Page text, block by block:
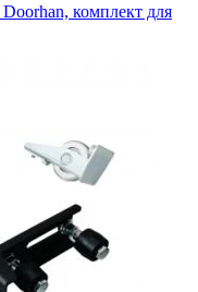
комплект для